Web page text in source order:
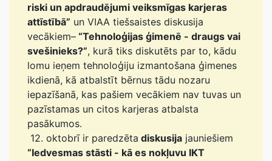
riski un apdraudējumi veiksmīgas karjeras
attīstībā” un VIAA tiešsaistes diskusija
vecākiem– “Tehnoloģijas ģimenē - draugs vai
svešinieks?”, kurā tiks diskutēts par to, kādu
lomu ieņem tehnoloģiju izmantošana ģimenes
ikdienā, kā atbalstīt bērnus tādu nozaru
iepazīšanā, kas pašiem vecākiem nav tuvas un
pazīstamas un citos karjeras atbalsta
pasākumos.
12. oktobrī ir paredzēta diskusija jauniešiem
“Iedvesmas stāsti - kā es nokļuvu IKT